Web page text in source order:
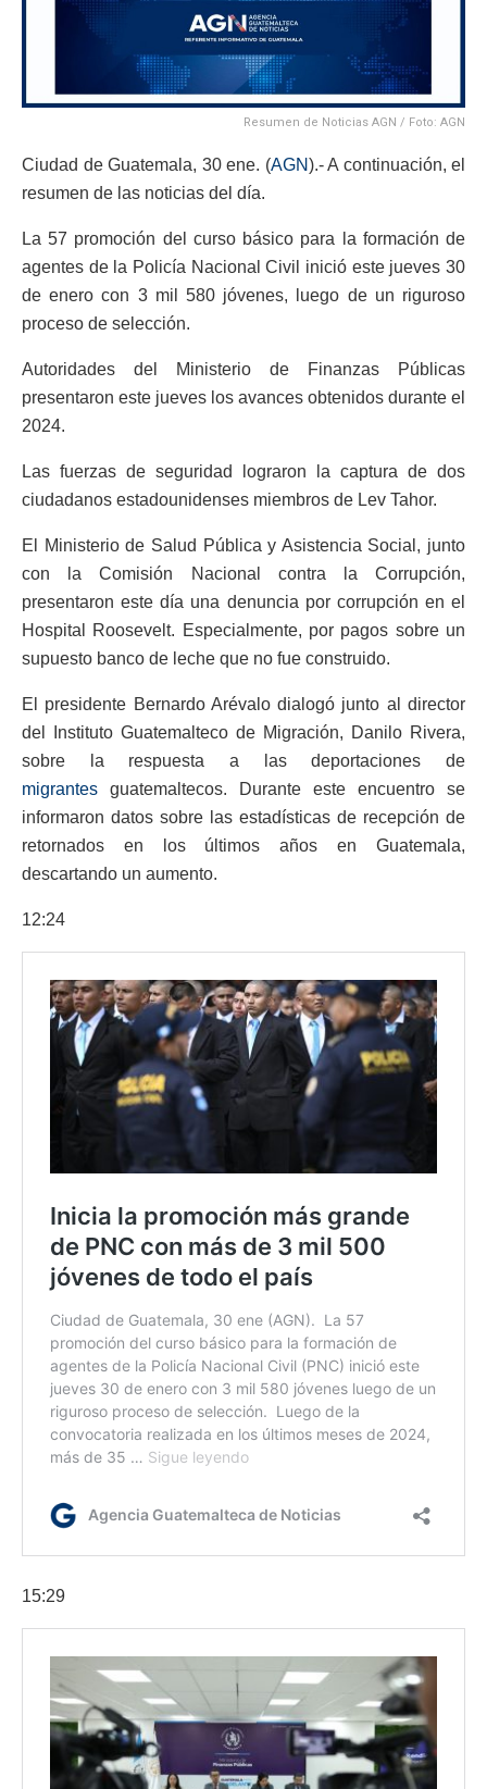
Resumen de Noticias AGN / Foto: AGN
Ciudad de Guatemala, 30 ene. (AGN).- A continuación, el
resumen de las noticias del día.
La 57 promoción del curso básico para la formación de
agentes de la Policía Nacional Civil inició este jueves 30
de enero con 3 mil 580 jóvenes, luego de un riguroso
proceso de selección.
Autoridades del Ministerio de Finanzas Públicas
presentaron este jueves los avances obtenidos durante el
2024.
Las fuerzas de seguridad lograron la captura de dos
ciudadanos estadounidenses miembros de Lev Tahor.
El Ministerio de Salud Pública y Asistencia Social, junto
con la Comisión Nacional contra la Corrupción,
presentaron este día una denuncia por corrupción en el
Hospital Roosevelt. Especialmente, por pagos sobre un
supuesto banco de leche que no fue construido.
El presidente Bernardo Arévalo dialogó junto al director
del Instituto Guatemalteco de Migración, Danilo Rivera,
sobre la respuesta a las deportaciones de
migrantes guatemaltecos. Durante este encuentro se
informaron datos sobre las estadísticas de recepción de
retornados en los últimos años en Guatemala,
descartando un aumento.
12:24
15:29